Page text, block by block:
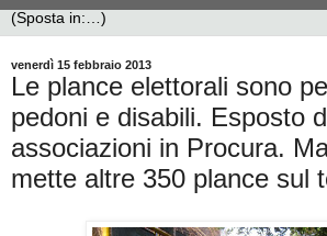
venerdì 15 febbraio 2013
Le plance elettorali sono
pedoni e disabili. Esposto
associazioni in Procura.
mette altre 350 plance sul